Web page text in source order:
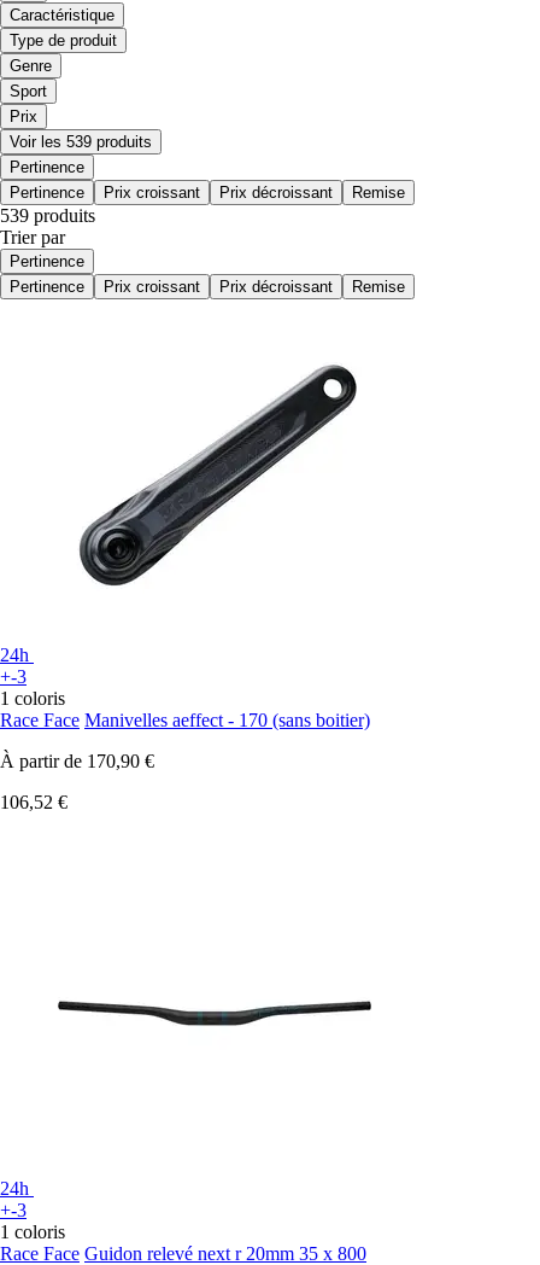
Caractéristique
Type de produit
Genre
Sport
Prix
Voir les 539 produits
Pertinence
Pertinence
Prix croissant Prix décroissant Remise
539 produits
Trier par
Pertinence
Pertinence
Prix croissant Prix décroissant Remise
24h
+-3
1 coloris
Race Face Manivelles aeffect - 170 (sans boitier)
À partir de 170,90 €
106,52 €
24h
+-3
1 coloris
Race Face Guidon relevé next r 20mm 35 x 800